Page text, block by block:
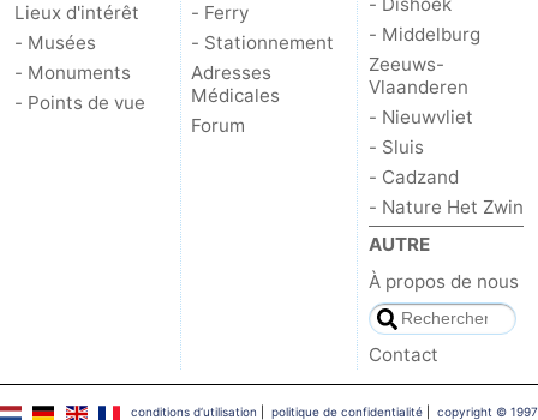
Nieuwvliet
Lieux d'intérêt
- Musées
- Monuments
- Points de vue
- Ferry
- Stationnement
Adresses
Médicales
Forum
- Dishoek
- Middelburg
Zeeuws-
Vlaanderen
- Nieuwvliet
- Sluis
- Cadzand
- Nature Het Zwin
AUTRE
À propos de nous
Contact
conditions d‘utilisation politique de confidentialité| copyright © 1997